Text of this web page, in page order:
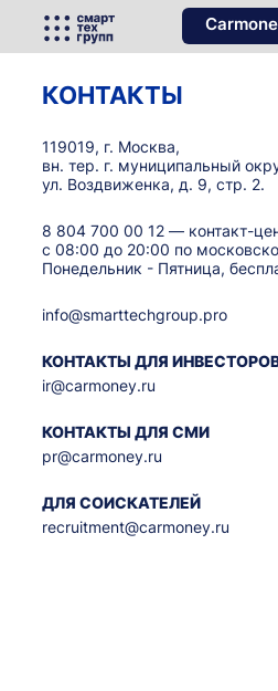
КОНТАКТЫ
119019, г. Москва,
вн. тер. г. муниципальный
ул. Воздвиженка, д. 9, стр. 2.
8 804 700 00 12— контакт-
с 08:00 до 20:00 по
Понедельник - Пятница,
info@smarttechgroup.pro
КОНТАКТЫ ДЛЯ
ir@carmoney.ru
КОНТАКТЫ ДЛЯ СМИ
pr@carmoney.ru
ДЛЯ СОИСКАТЕЛЕЙ
recruitment@carmoney.ru